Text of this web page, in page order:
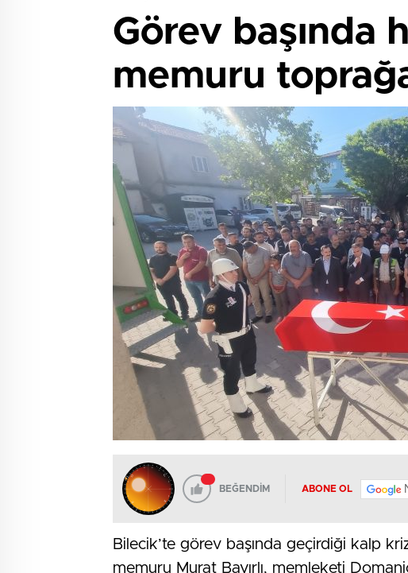
Görev başında
memuru
BEĞENDİM ABONE OL
Bilecik’te görev başında geçirdiği kalp
memuru Murat Bayırlı, memleketi